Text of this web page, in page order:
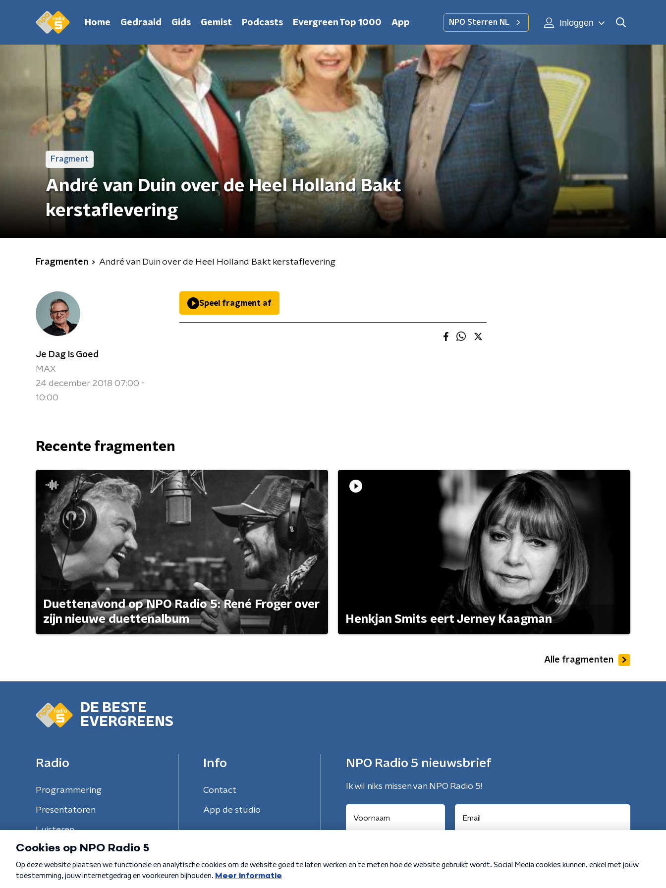
Home Gedraaid Gids Gemist Podcasts Evergreen Top 1000 App NPO Sterren NL Inloggen
Fragment
André van Duin over de Heel Holland Bakt
kerstaflevering
Fragmenten André van Duin over de Heel Holland Bakt kerstaflevering
Je Dag Is Goed
MAX
24 december 2018 07:00 -
10:00
Speel fragment af
Recente fragmenten
Duettenavond op NPO Radio 5: René Froger over
zijn nieuwe duettenalbum
Henkjan Smits eert Jerney Kaagman
Alle fragmenten
DE BESTE
EVERGREENS
Radio
Programmering
Presentatoren
Luisteren
Info
Contact
App de studio
NPO Radio 5 nieuwsbrief
Ik wil niks missen van NPO Radio 5!
Algemene voorwaarden Privacybeleid